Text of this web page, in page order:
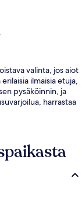
valinta, jos aiot
ilmaisia etuja,
pysäköinnin, ja
harrastaa